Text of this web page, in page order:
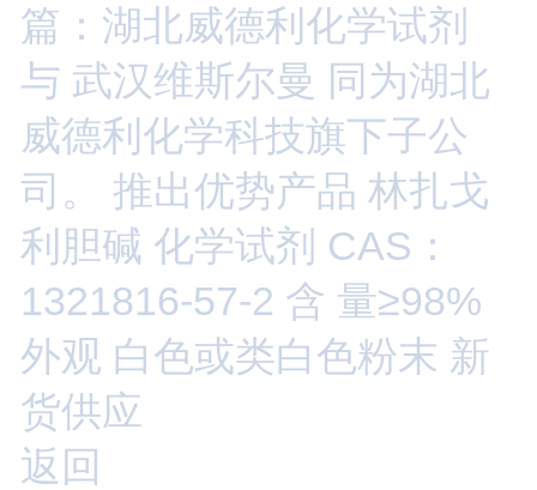
篇：湖北威德利化学试剂
与 武汉维斯尔曼 同为湖北
威德利化学科技旗下子公
司。 推出优势产品 林扎戈
利胆碱 化学试剂 CAS：
1321816-57-2 含 量≥98%
外观 白色或类白色粉末 新
货供应
返回